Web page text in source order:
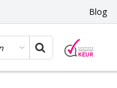
Blog